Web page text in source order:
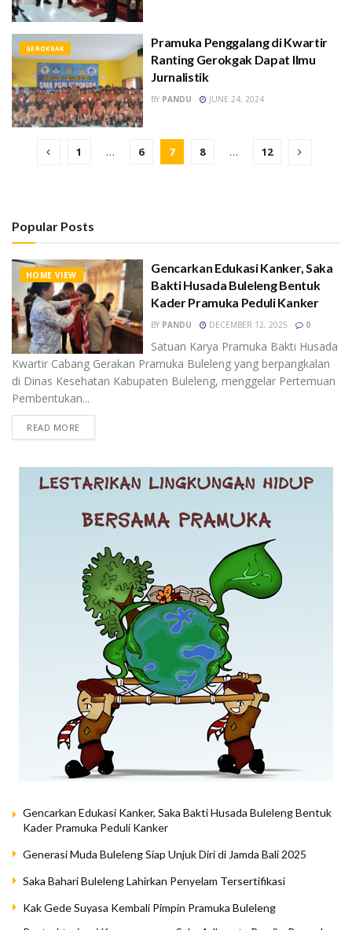
GEROKGAK
Pramuka Penggalang di Kwartir
Ranting Gerokgak Dapat Ilmu
Jurnalistik
BY PANDU JUNE 24, 2024
1 … 6 7 8 … 12
Popular Posts
HOME VIEW
Gencarkan Edukasi Kanker, Saka
Bakti Husada Buleleng Bentuk
Kader Pramuka Peduli Kanker
BY PANDU DECEMBER 12, 2025 0
Satuan Karya Pramuka Bakti Husada
Kwartir Cabang Gerakan Pramuka Buleleng yang berpangkalan
di Dinas Kesehatan Kabupaten Buleleng, menggelar Pertemuan
Pembentukan...
READ MORE
Gencarkan Edukasi Kanker, Saka Bakti Husada Buleleng Bentuk
Kader Pramuka Peduli Kanker
Generasi Muda Buleleng Siap Unjuk Diri di Jamda Bali 2025
Saka Bahari Buleleng Lahirkan Penyelam Tersertifikasi
Kak Gede Suyasa Kembali Pimpin Pramuka Buleleng